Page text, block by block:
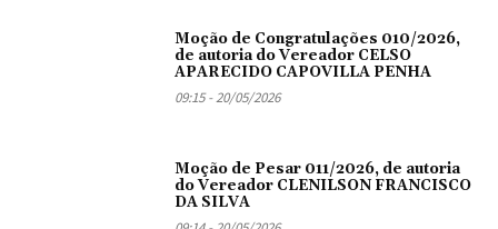
Moção de Congratulações 010/2026,
de autoria do Vereador CELSO
APARECIDO CAPOVILLA PENHA
09:15 - 20/05/2026
Moção de Pesar 011/2026, de autoria
do Vereador CLENILSON FRANCISCO
DA SILVA